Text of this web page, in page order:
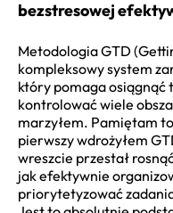
bezstresowej
Metodologia GTD
kompleksowy system
który pomaga osiągnąć
kontrolować wiele
marzyłem. Pamiętam
pierwszy wdrożyłem
wreszcie przestał
jak efektywnie
priorytetyzować